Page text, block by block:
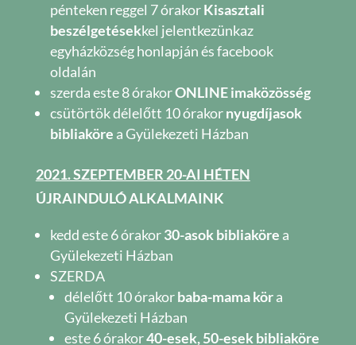
pénteken reggel 7 órakorKisasztali
beszélgetésekkel jelentkezünkaz
egyházközség honlapján és facebook
oldalán
szerda este 8 órakorONLINE imaközösség
csütörtök délelőtt 10 órakornyugdíjasok
bibliaköre a Gyülekezeti Házban
2021. SZEPTEMBER 20-AI HÉTEN
ÚJRAINDULÓ ALKALMAINK
kedd este 6 órakor30-asok bibliaköre a
Gyülekezeti Házban
SZERDA
délelőtt 10 órakorbaba-mama köra
Gyülekezeti Házban
este 6 órakor40-esek, 50-esek bibliaköre